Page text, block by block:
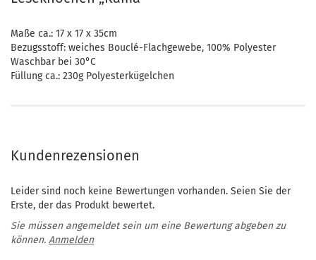
Maße ca.: 17 x 17 x 35cm
Bezugsstoff: weiches Bouclé-Flachgewebe, 100% Polyester
Waschbar bei 30°C
Füllung ca.: 230g Polyesterkügelchen
Kundenrezensionen
Leider sind noch keine Bewertungen vorhanden. Seien Sie der
Erste, der das Produkt bewertet.
Sie müssen angemeldet sein um eine Bewertung abgeben zu
können. Anmelden